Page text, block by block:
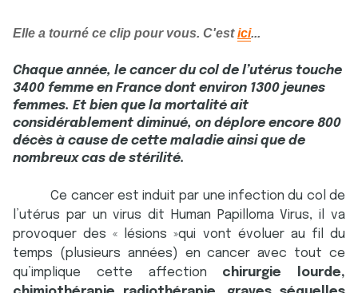
Elle a tourné ce clip pour vous. C'estici...
Chaque année, le cancer du col de l’utérus touche
3400 femme en France dont environ 1300 jeunes
femmes. Et bien que la mortalité ait
considérablement diminué, on déplore encore 800
décès à cause de cette maladie ainsi que de
nombreux cas de stérilité.
Ce cancer est induit par une infection du col de
l’utérus par un virus dit Human Papilloma Virus, il va
provoquer des « lésions »qui vont évoluer au fil du
temps (plusieurs années) en cancer avec tout ce
qu’implique cette affection chirurgie lourde,